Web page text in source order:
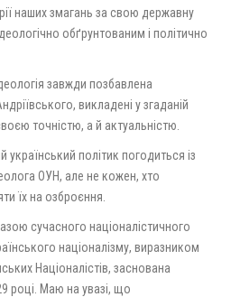
наших змагань за свою державну
обґрунтованим і політично
завжди позбавлена
викладені у згаданій
точністю, а й актуальністю.
політик погодиться із
ОУН, але не кожен, хто
їх на озброєння.
сучасного націоналістичного
націоналізму, виразником
Націоналістів, заснована
році. Маю на увазі, що